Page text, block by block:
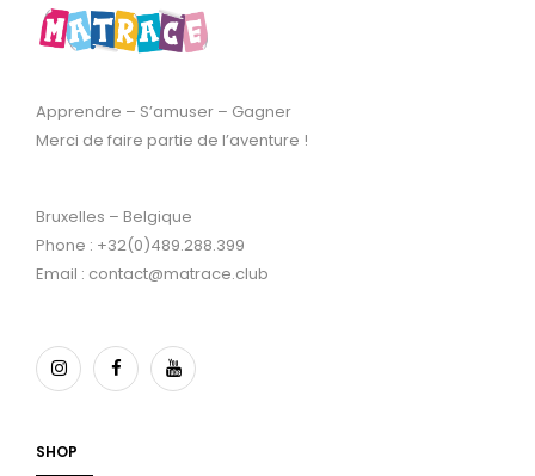
Apprendre – S’amuser – Gagner
Merci de faire partie de l’aventure !
Bruxelles – Belgique
Phone : +32(0)489.288.399
Email : contact@matrace.club
SHOP